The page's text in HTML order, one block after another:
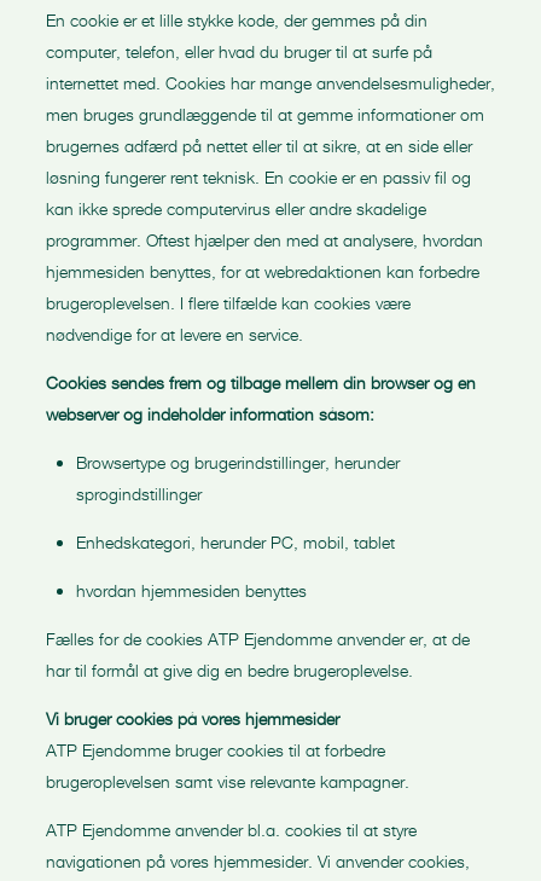
En cookie er et lille stykke kode, der gemmes på din
computer, telefon, eller hvad du bruger til at surfe på
internettet med. Cookies har mange anvendelsesmuligheder,
men bruges grundlæggende til at gemme informationer om
brugernes adfærd på nettet eller til at sikre, at en side eller
løsning fungerer rent teknisk. En cookie er en passiv fil og
kan ikke sprede computervirus eller andre skadelige
programmer. Oftest hjælper den med at analysere, hvordan
hjemmesiden benyttes, for at webredaktionen kan forbedre
brugeroplevelsen. I flere tilfælde kan cookies være
nødvendige for at levere en service.
Cookies sendes frem og tilbage mellem din browser og en
webserver og indeholder information såsom:
Browsertype og brugerindstillinger, herunder
sprogindstillinger
Enhedskategori, herunder PC, mobil, tablet
hvordan hjemmesiden benyttes
Fælles for de cookies ATP Ejendomme anvender er, at de
har til formål at give dig en bedre brugeroplevelse.
Vi bruger cookies på vores hjemmesider
ATP Ejendomme bruger cookies til at forbedre
brugeroplevelsen samt vise relevante kampagner.
ATP Ejendomme anvender bl.a. cookies til at styre
navigationen på vores hjemmesider. Vi anvender cookies,